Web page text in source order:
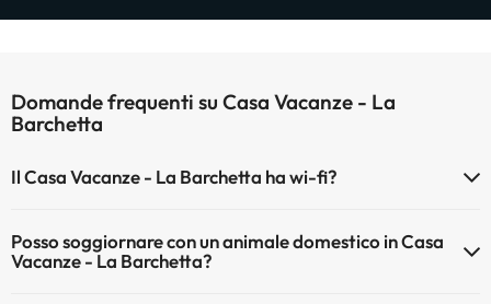
Domande frequenti su Casa Vacanze - La
Barchetta
Il Casa Vacanze - La Barchetta ha wi-fi?
Posso soggiornare con un animale domestico in Casa
Vacanze - La Barchetta?